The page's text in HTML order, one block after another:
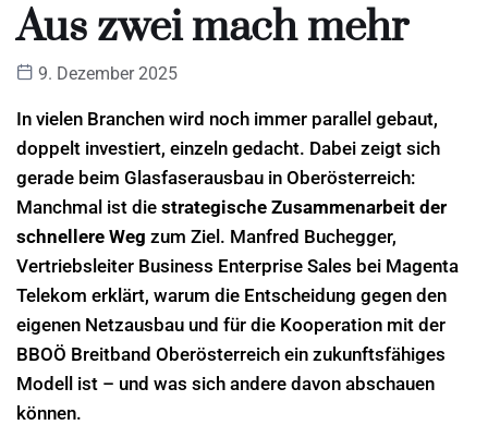
Aus zwei mach mehr
9. Dezember 2025
In vielen Branchen wird noch immer parallel gebaut,
doppelt investiert, einzeln gedacht. Dabei zeigt sich
gerade beim Glasfaserausbau in Oberösterreich:
Manchmal ist die strategische Zusammenarbeit der
schnellere Weg zum Ziel. Manfred Buchegger,
Vertriebsleiter Business Enterprise Sales bei Magenta
Telekom erklärt, warum die Entscheidung gegen den
eigenen Netzausbau und für die Kooperation mit der
BBOÖ Breitband Oberösterreich ein zukunftsfähiges
Modell ist – und was sich andere davon abschauen
können.